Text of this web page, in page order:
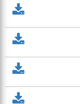
۵
۵